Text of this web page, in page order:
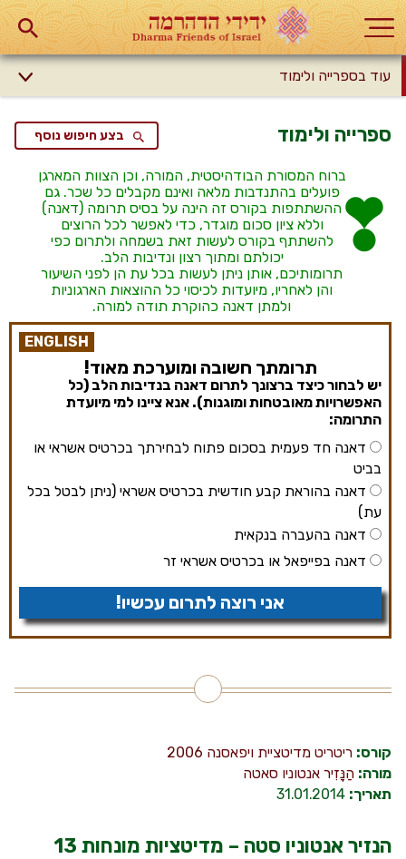
עוד בספרייה ולימוד
ספרייה ולימוד בצע חיפוש נוסף
ברוח המסורת הבודהיסטית, המורה, וכן הצוות המארגן
פועלים בהתנדבות מלאה ואינם מקבלים כל שכר. גם
ההשתתפות בקורס זה הינה על בסיס תרומה (דאנה)
וללא ציון סכום מוגדר, כדי לאפשר לכל הרוצים
להשתתף בקורס לעשות זאת בשמחה ולתרום כפי
יכולתם ומתוך רצון ונדיבות הלב.
תרומותיכם, אותן ניתן לעשות בכל עת הן לפני השיעור
והן לאחריו, מיועדות לכיסוי כל ההוצאות הארגוניות
ולמתן דאנה כהוקרת תודה למורה.
ENGLISH
תרומתך חשובה ומוערכת מאוד!
יש לבחור כיצד ברצונך לתרום דאנה בנדיבות הלב (כל
האפשרויות מאובטחות ומוגנות). אנא ציינו למי מיועדת
התרומה:
דאנה חד פעמית בסכום פתוח לבחירתך בכרטיס אשראי או
בביט
דאנה בהוראת קבע חודשית בכרטיס אשראי (ניתן לבטל בכל
עת)
דאנה בהעברה בנקאית
דאנה בפייפאל או בכרטיס אשראי זר
אני רוצה לתרום עכשיו!
קורס: ריטריט מדיטציית ויפאסנה 2006
מורה: הַנָּזִיר אנטוניו סאטה
תאריך:
הנזיר אנטוניו סטה – מדיטציות מונחות 13